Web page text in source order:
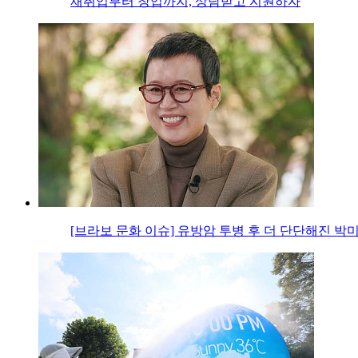
[브라보 문화 이슈] 유방암 투병 후 더 단단해진 박